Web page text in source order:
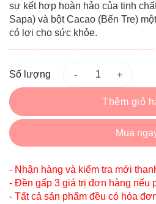
sự kết hợp hoàn hảo của tinh
Sapa) và bột Cacao (Bến Tre)
có lợi cho sức khỏe.
Số lượng
Thêm giỏ
Mua
- Nhận hàng và kiểm tra mới
- Đền gấp 3 giá trị đơn hàng nếu
- Tất cả sản phẩm đều có hóa